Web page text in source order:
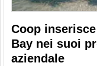
Coop
Bay nei suoi
aziendale